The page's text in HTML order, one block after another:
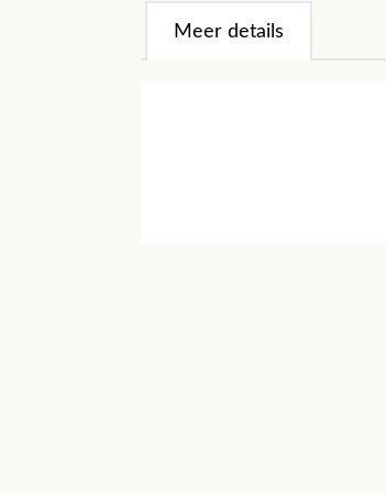
Meer details